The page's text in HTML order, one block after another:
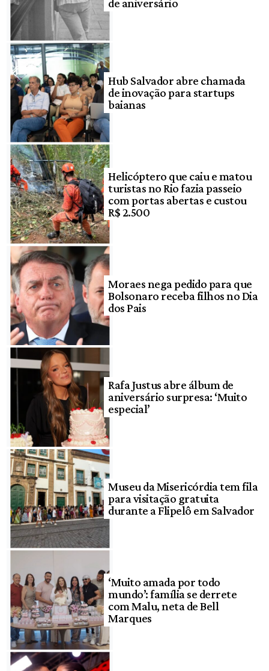
de aniversário
Hub Salvador abre chamada
de inovação para startups
baianas
Helicóptero que caiu e matou
turistas no Rio fazia passeio
com portas abertas e custou
R$ 2.500
Moraes nega pedido para que
Bolsonaro receba filhos no Dia
dos Pais
Rafa Justus abre álbum de
aniversário surpresa: ‘Muito
especial’
Museu da Misericórdia tem fila
para visitação gratuita
durante a Flipelô em Salvador
‘Muito amada por todo
mundo’: família se derrete
com Malu, neta de Bell
Marques